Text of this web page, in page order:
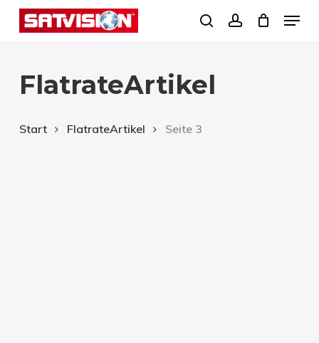
Skip
content
search
Menu
FlatrateArtikel
Start FlatrateArtikel Seite 3